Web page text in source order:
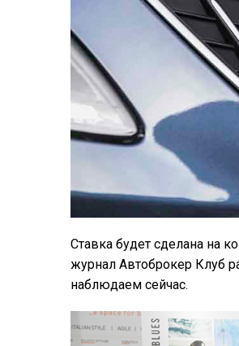
Ставка будет сделана на
журнал Автоброкер Клуб
наблюдаем сейчас.